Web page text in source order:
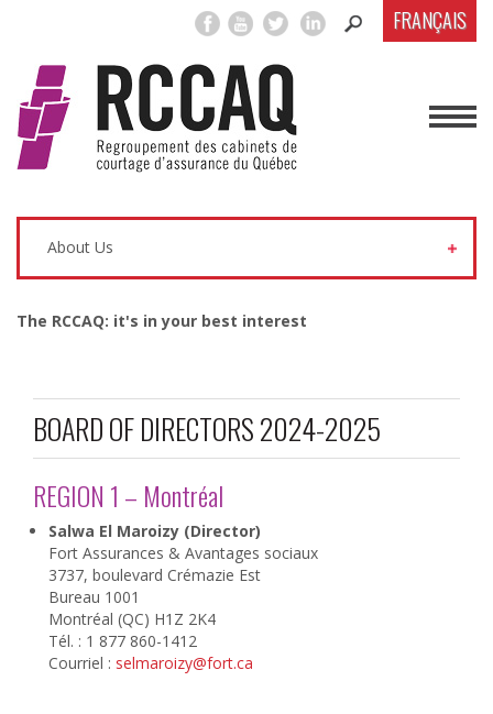
FRANÇAIS
About Us
The RCCAQ: it's in your best interest
BOARD OF DIRECTORS 2024-2025
REGION 1 – Montréal
Salwa El Maroizy (Director)
Fort Assurances & Avantages sociaux
3737, boulevard Crémazie Est
Bureau 1001
Montréal (QC) H1Z 2K4
Tél. : 1 877 860-1412
Courriel : selmaroizy@fort.ca